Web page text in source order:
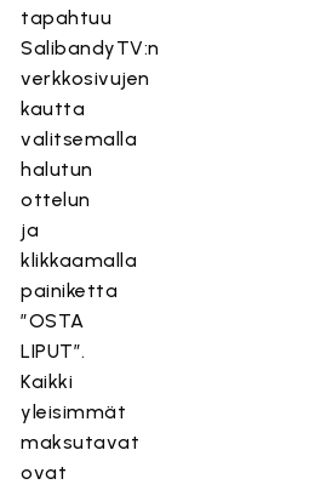
tapahtuu
SalibandyTV:n
verkkosivujen
kautta
valitsemalla
halutun
ottelun
ja
klikkaamalla
painiketta
”OSTA
LIPUT”.
Kaikki
yleisimmät
maksutavat
ovat